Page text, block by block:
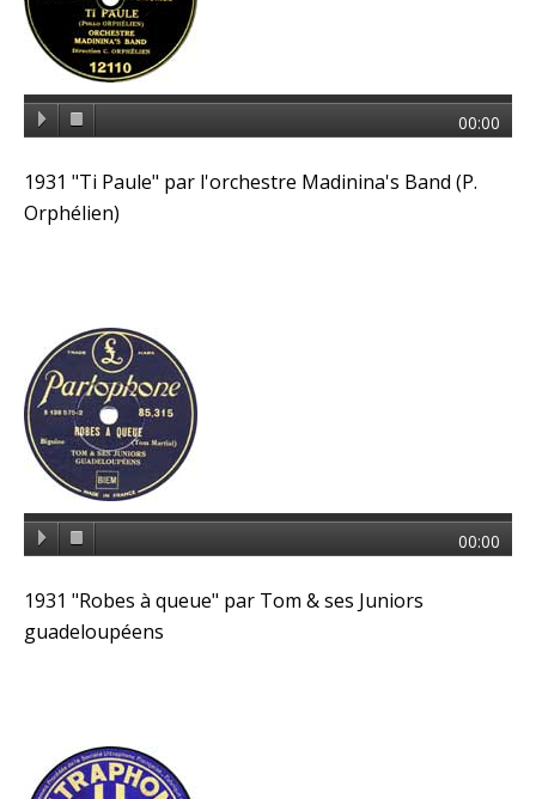
00:00
1931 "Ti Paule" par l'orchestre Madinina's Band (P.
Orphélien)
00:00
1931 "Robes à queue" par Tom & ses Juniors
guadeloupéens